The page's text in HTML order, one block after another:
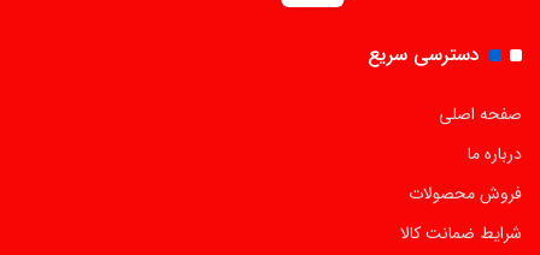
دسترسی سریع
صفحه اصلی
درباره ما
فروش محصولات
شرایط ضمانت کالا